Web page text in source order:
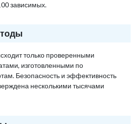
зависимых.
только проверенными
изготовленными по
Безопасность и эффективность
несколькими тысячами